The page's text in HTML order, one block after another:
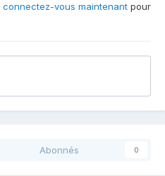
connectez-vous maintenant pour
Abonnés 0